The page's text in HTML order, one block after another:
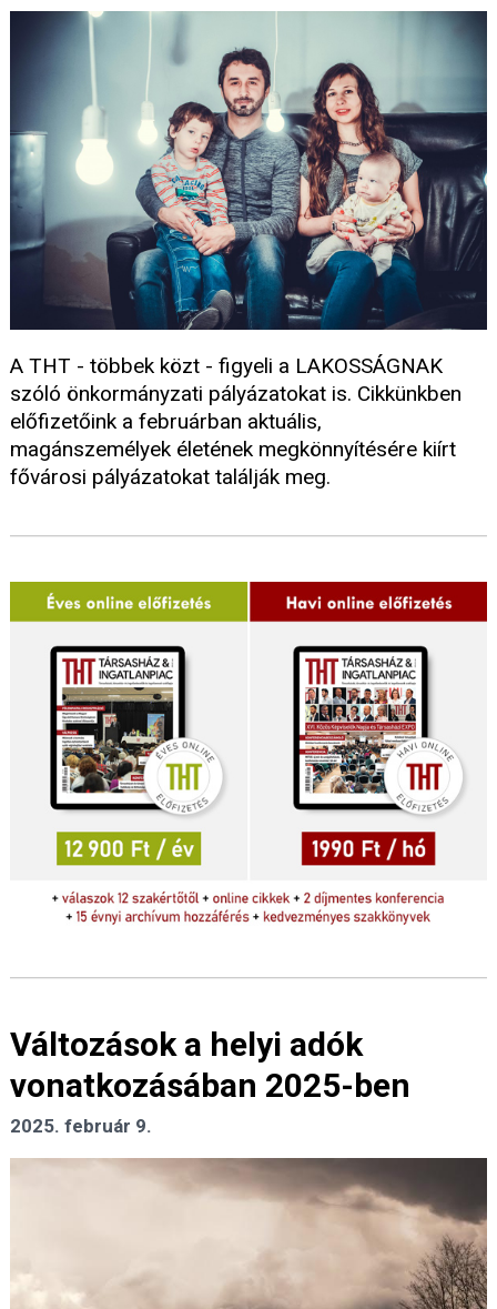
A THT - többek közt - figyeli a LAKOSSÁGNAK
szóló önkormányzati pályázatokat is. Cikkünkben
előfizetőink a februárban aktuális,
magánszemélyek életének megkönnyítésére kiírt
fővárosi pályázatokat találják meg.
Változások a helyi adók
vonatkozásában 2025-ben
2025. február 9.